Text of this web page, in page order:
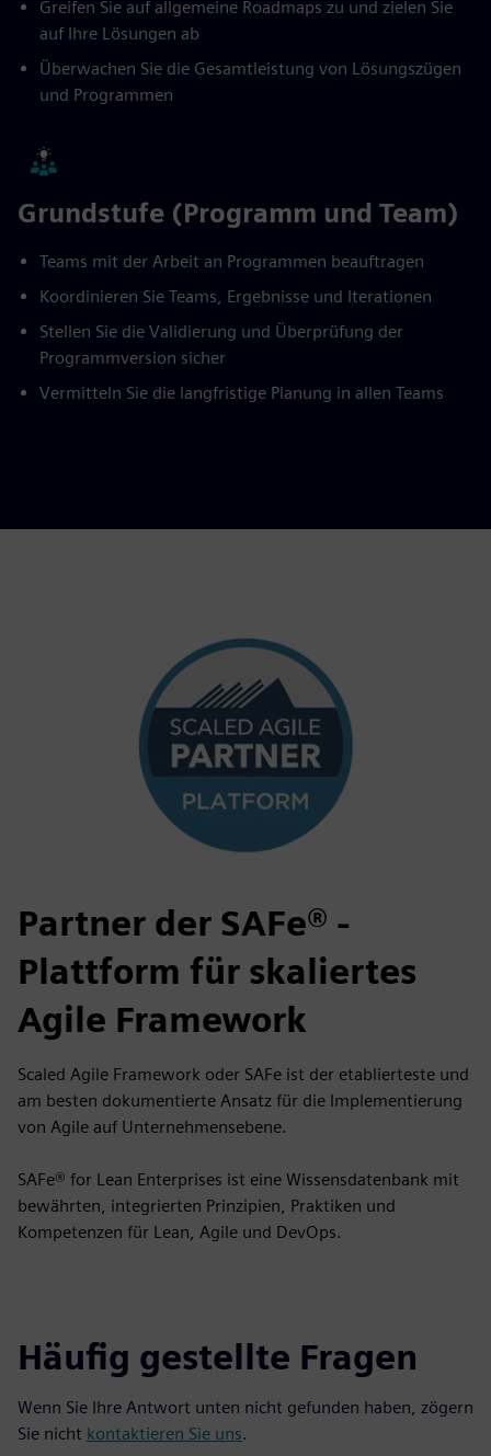
Greifen Sie auf allgemeine Roadmaps zu und zielen Sie
auf Ihre Lösungen ab
Überwachen Sie die Gesamtleistung von Lösungszügen
und Programmen
Grundstufe (Programm und Team)
Teams mit der Arbeit an Programmen beauftragen
Koordinieren Sie Teams, Ergebnisse und Iterationen
Stellen Sie die Validierung und Überprüfung der
Programmversion sicher
Vermitteln Sie die langfristige Planung in allen Teams
Partner der SAFe® -
Plattform für skaliertes
Agile Framework
Scaled Agile Framework oder SAFe ist der etablierteste und
am besten dokumentierte Ansatz für die Implementierung
von Agile auf Unternehmensebene.
SAFe® for Lean Enterprises ist eine Wissensdatenbank mit
bewährten, integrierten Prinzipien, Praktiken und
Kompetenzen für Lean, Agile und DevOps.
Häufig gestellte Fragen
Wenn Sie Ihre Antwort unten nicht gefunden haben, zögern
Sie nicht kontaktieren Sie uns.